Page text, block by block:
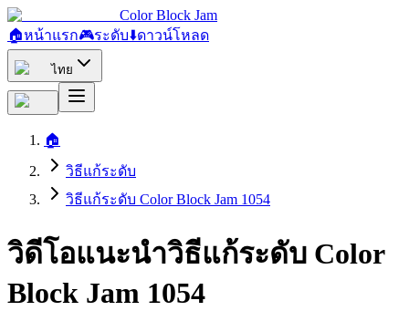
Color Block Jam
🏠หน้าแรก🎮ระดับ⬇️ดาวน์โหลด
ไทย
🏠
วิธีแก้ระดับ
วิธีแก้ระดับ Color Block Jam 1054
วิดีโอแนะนำวิธีแก้ระดับ Color
Block Jam 1054